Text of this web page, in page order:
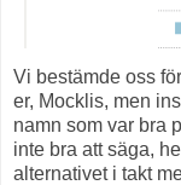
Vi bestämde oss
er, Mocklis, men
namn som var bra
inte bra att säga,
alternativet i takt